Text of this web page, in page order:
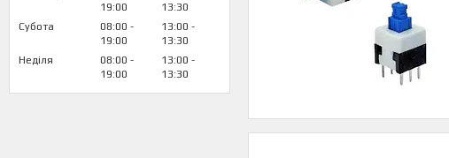
19:00
13:30
Субота
08:00
19:00
13:00
13:30
Неділя
08:00
19:00
13:00
13:30